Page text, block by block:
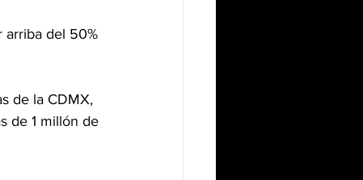
arriba del 50%
de la CDMX,
de 1 millón de